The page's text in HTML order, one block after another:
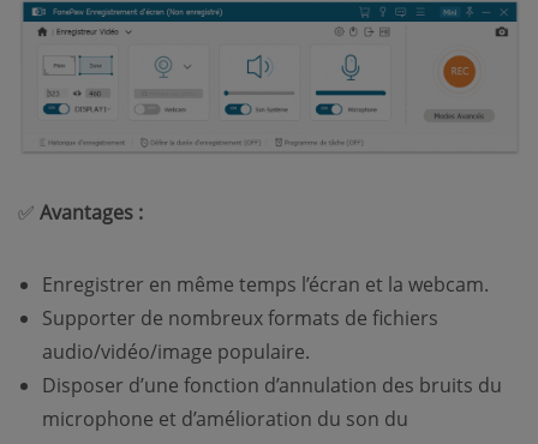
✅ Avantages :
Enregistrer en même temps l’écran et la webcam.
Supporter de nombreux formats de fichiers
audio/vidéo/image populaire.
Disposer d’une fonction d’annulation des bruits du
microphone et d’amélioration du son du